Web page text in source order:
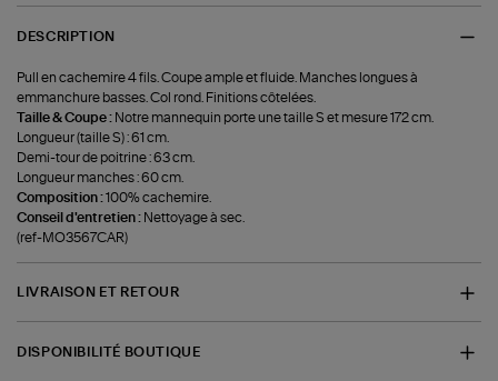
DESCRIPTION
Pull en cachemire 4 fils. Coupe ample et fluide. Manches longues à
emmanchure basses. Col rond. Finitions côtelées.
Taille & Coupe : Notre mannequin porte une taille S et mesure 172 cm.
Longueur (taille S) : 61 cm.
Demi-tour de poitrine : 63 cm.
Longueur manches : 60 cm.
Composition :100% cachemire.
Conseil d'entretien : Nettoyage à sec.
(ref-MO3567CAR)
LIVRAISON ET RETOUR
DISPONIBILITÉ BOUTIQUE